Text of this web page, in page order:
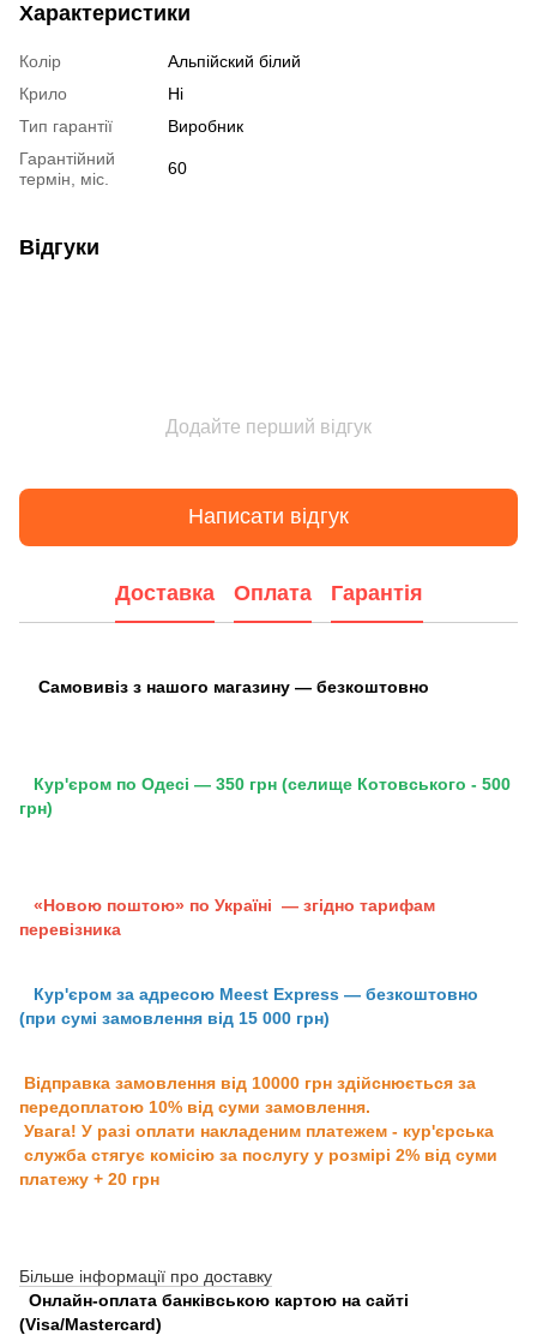
Характеристики
Колір
Альпійский білий
Крило
Ні
Тип гарантії
Виробник
Гарантійний
термін, міс.
60
Відгуки
Додайте перший відгук
Написати відгук
Доставка Оплата Гарантія
Самовивіз з нашого магазину — безкоштовно
Кур'єром по Одесі — 350 грн (селище Котовського - 500
грн)
«Новою поштою» по Україні — згідно тарифам
перевізника
Кур'єром за адресою Meest Express — безкоштовно
(при сумі замовлення від 15 000 грн)
Відправка замовлення від 10000 грн здійснюється за
передоплатою 10% від суми замовлення.
Увага! У разі оплати накладеним платежем - кур'єрська
служба стягує комісію за послугу у розмірі 2% від суми
платежу + 20 грн
Більше інформації про доставку
Онлайн-оплата банківською картою на сайті
(Visa/Mastercard)